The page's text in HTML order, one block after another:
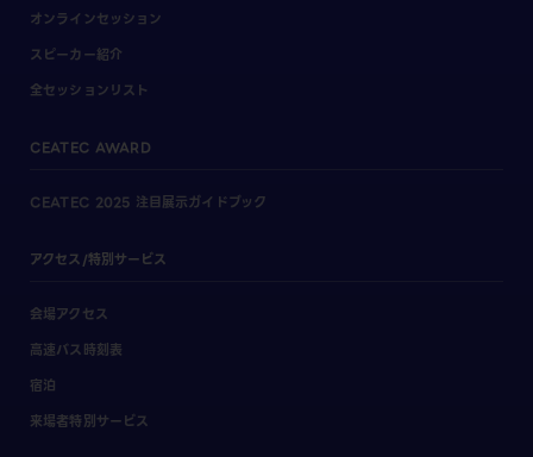
オンラインセッション
スピーカー紹介
全セッションリスト
CEATEC AWARD
CEATEC 2025 注目展示ガイドブック
アクセス/特別サービス
会場アクセス
高速バス時刻表
宿泊
来場者特別サービス